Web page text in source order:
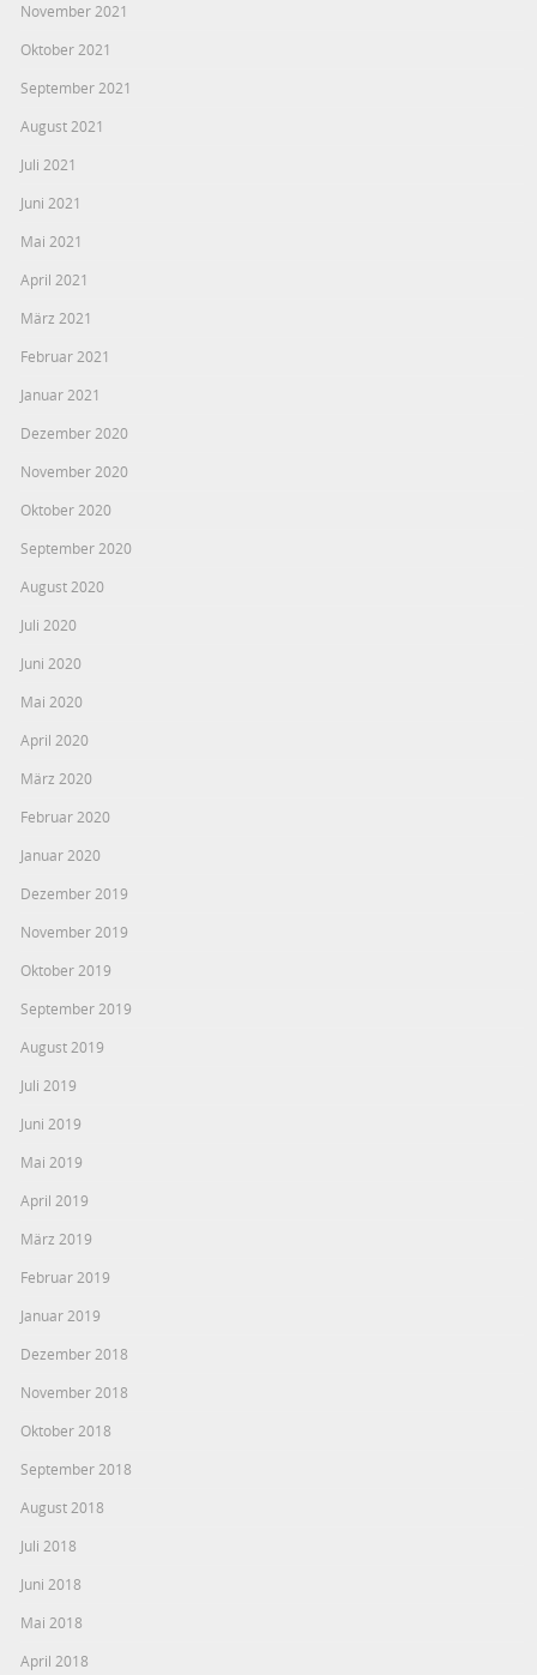
November 2021
Oktober 2021
September 2021
August 2021
Juli 2021
Juni 2021
Mai 2021
April 2021
März 2021
Februar 2021
Januar 2021
Dezember 2020
November 2020
Oktober 2020
September 2020
August 2020
Juli 2020
Juni 2020
Mai 2020
April 2020
März 2020
Februar 2020
Januar 2020
Dezember 2019
November 2019
Oktober 2019
September 2019
August 2019
Juli 2019
Juni 2019
Mai 2019
April 2019
März 2019
Februar 2019
Januar 2019
Dezember 2018
November 2018
Oktober 2018
September 2018
August 2018
Juli 2018
Juni 2018
Mai 2018
April 2018